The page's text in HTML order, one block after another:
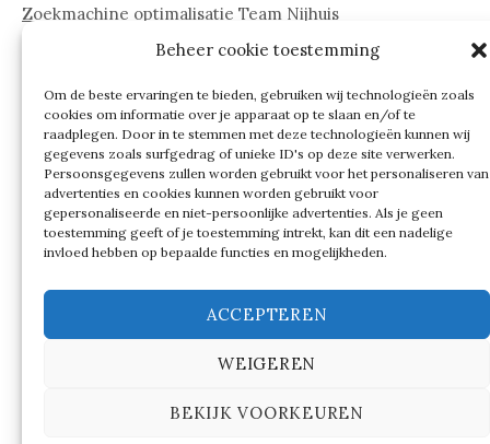
Beheer cookie toestemming
Om de beste ervaringen te bieden, gebruiken wij technologieën zoals
cookies om informatie over je apparaat op te slaan en/of te
raadplegen. Door in te stemmen met deze technologieën kunnen wij
gegevens zoals surfgedrag of unieke ID's op deze site verwerken.
Persoonsgegevens zullen worden gebruikt voor het personaliseren van
advertenties en cookies kunnen worden gebruikt voor
gepersonaliseerde en niet-persoonlijke advertenties. Als je geen
toestemming geeft of je toestemming intrekt, kan dit een nadelige
invloed hebben op bepaalde functies en mogelijkheden.
ACCEPTEREN
WEIGEREN
BEKIJK VOORKEUREN
Zoekmachine optimalisatie Team Nijhuis
Ondersteund doorWordPress |Thema:Graphy